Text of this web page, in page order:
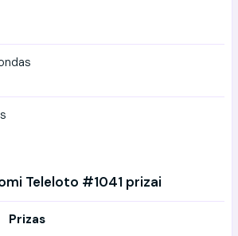
Teleloto #1041 prizai
Prizas